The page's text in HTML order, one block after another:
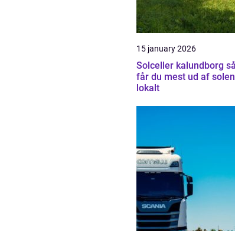
15 january 2026
Solceller kalundborg sådan
får du mest ud af solen
lokalt